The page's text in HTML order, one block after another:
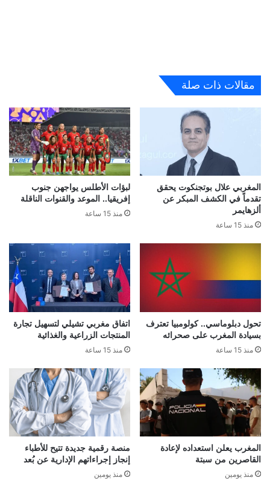
مقالات ذات صلة
المغربي علال بوتجنكوت يحقق
تقدماً في الكشف المبكر عن
ألزهايمر
منذ 15 ساعة
لبؤات الأطلس يواجهن جنوب
إفريقيا.. الموعد والقنوات الناقلة
منذ 15 ساعة
تحول دبلوماسي.. كولومبيا تعترف
بسيادة المغرب على صحرائه
منذ 15 ساعة
اتفاق مغربي تشيلي لتسهيل تجارة
المنتجات الزراعية والغذائية
منذ 15 ساعة
المغرب يعلن استعداده لإعادة
القاصرين من سبتة
منذ يومين
منصة رقمية جديدة تتيح للأطباء
إنجاز إجراءاتهم الإدارية عن بُعد
منذ يومين